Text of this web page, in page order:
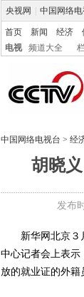
央视网 中国网络电
首页 新闻 经济
电视
频道大全
中国网络电视台 > 经
胡晓
发布
新华网北京３月
中心记者会上表示
放的就业证的外籍